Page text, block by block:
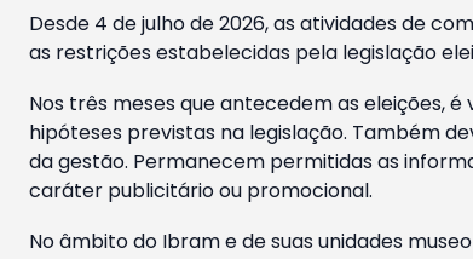
Desde 4 de julho de 2026, as atividades de
as restrições estabelecidas pela legislação
Nos três meses que antecedem as eleições,
hipóteses previstas na legislação. Também
da gestão. Permanecem permitidas as
caráter publicitário ou promocional.
No âmbito do Ibram e de suas unidades